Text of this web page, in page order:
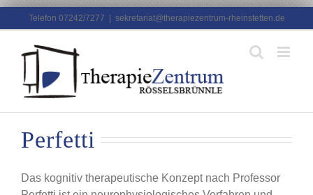
Inhalt
springen
Telefon 07242/7277 sekretariat@therapiezentrum-rheinstetten.de
Perfetti
Das kognitiv therapeutische Konzept nach Professor